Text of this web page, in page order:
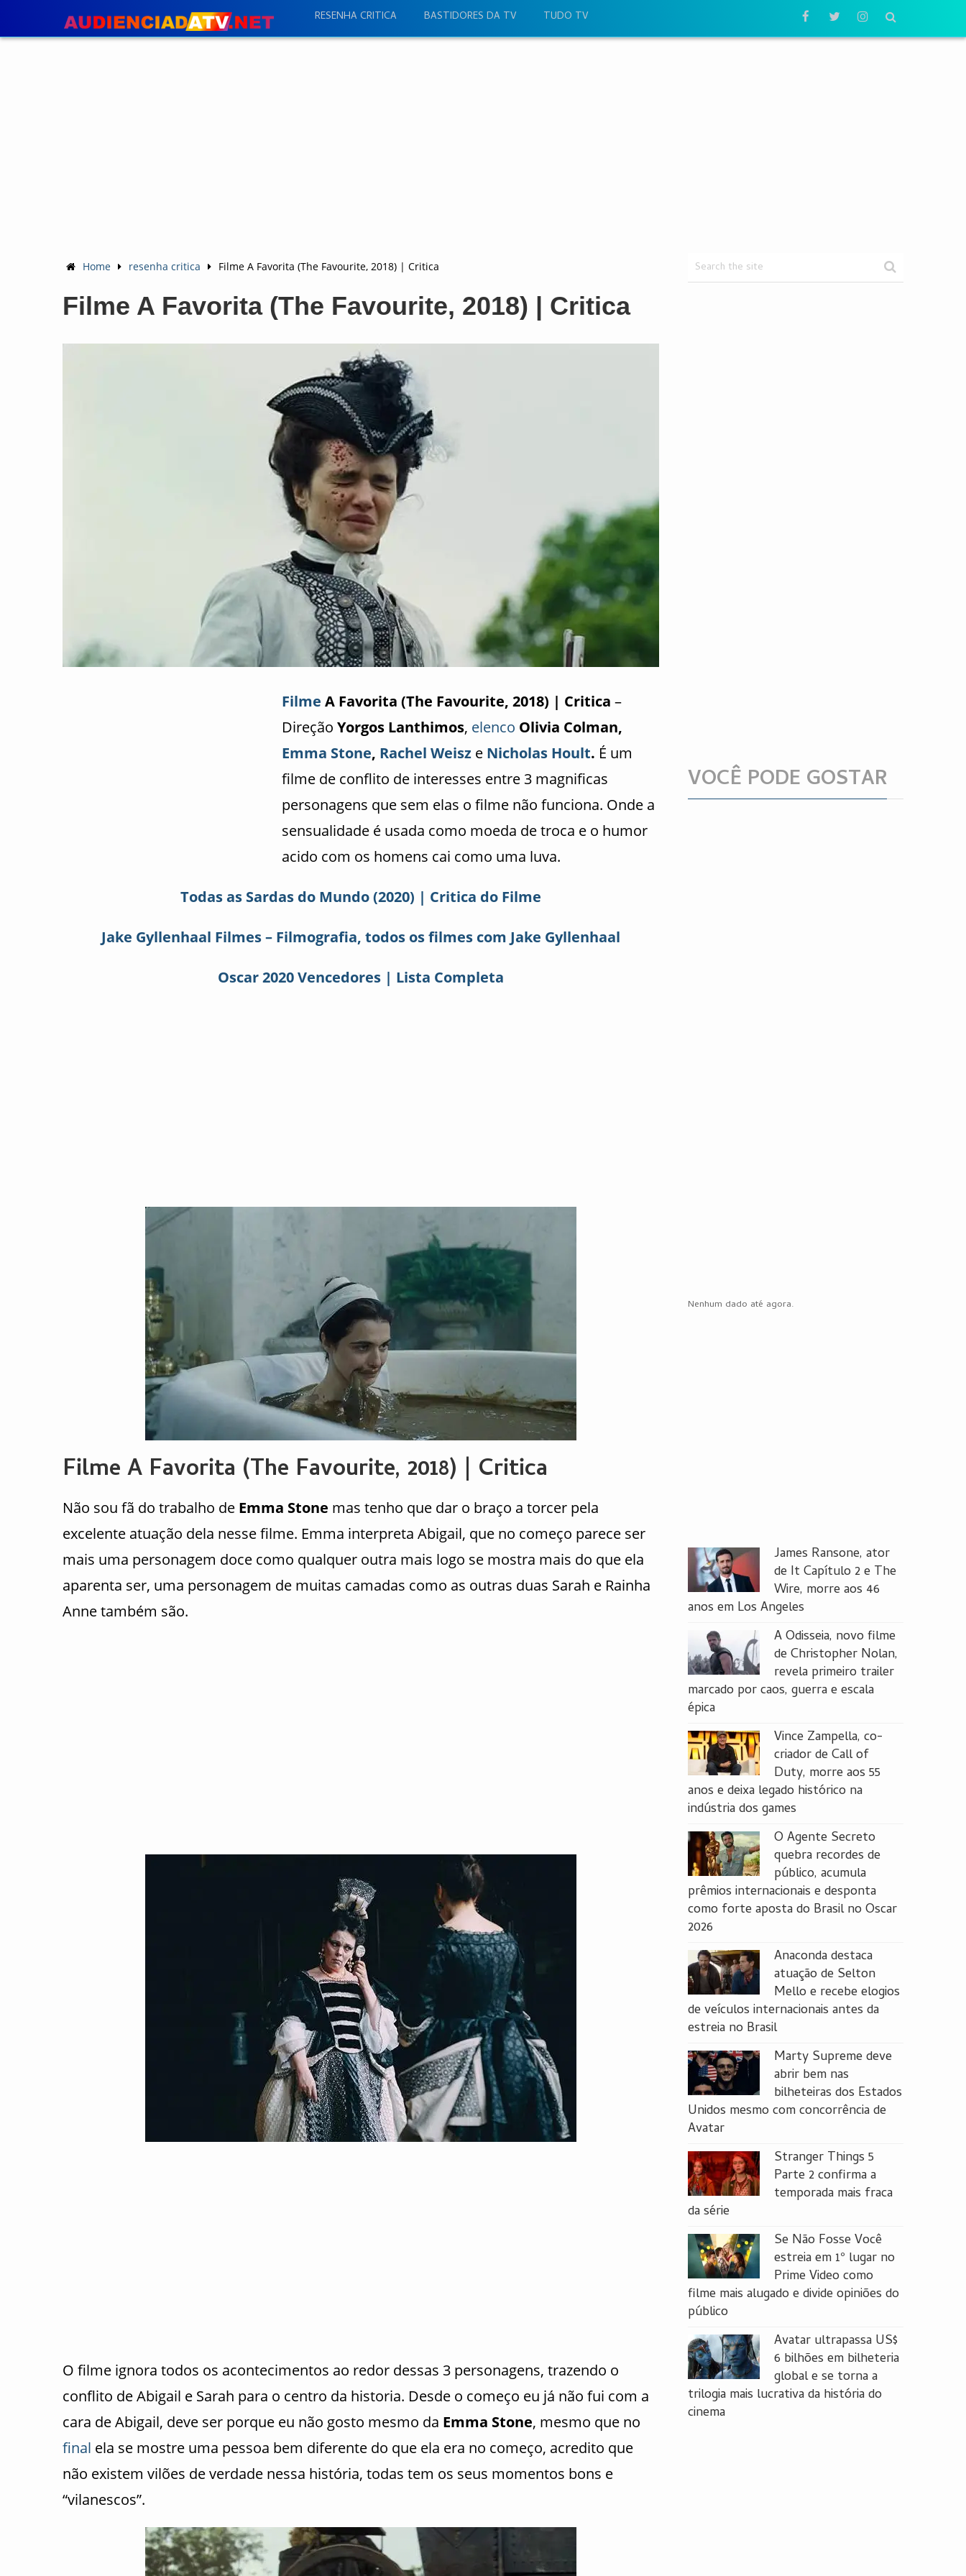
RESENHA CRITICA BASTIDORES DA TV TUDO TV
Home resenha critica Filme A Favorita (The Favourite, 2018) | Critica
Filme A Favorita (The Favourite, 2018) | Critica
Filme A Favorita (The Favourite, 2018) | Critica –
Direção Yorgos Lanthimos, elenco Olivia Colman,
Emma Stone, Rachel Weisz e Nicholas Hoult. É um
filme de conflito de interesses entre 3 magnificas
personagens que sem elas o filme não funciona. Onde a
sensualidade é usada como moeda de troca e o humor
acido com os homens cai como uma luva.
Todas as Sardas do Mundo (2020) | Critica do Filme
Jake Gyllenhaal Filmes – Filmografia, todos os filmes com Jake Gyllenhaal
Oscar 2020 Vencedores | Lista Completa
Filme A Favorita (The Favourite, 2018) | Critica
Não sou fã do trabalho de Emma Stone mas tenho que dar o braço a torcer pela
excelente atuação dela nesse filme. Emma interpreta Abigail, que no começo parece ser
mais uma personagem doce como qualquer outra mais logo se mostra mais do que ela
aparenta ser, uma personagem de muitas camadas como as outras duas Sarah e Rainha
Anne também são.
O filme ignora todos os acontecimentos ao redor dessas 3 personagens, trazendo o
conflito de Abigail e Sarah para o centro da historia. Desde o começo eu já não fui com a
cara de Abigail, deve ser porque eu não gosto mesmo da Emma Stone, mesmo que no
final ela se mostre uma pessoa bem diferente do que ela era no começo, acredito que
não existem vilões de verdade nessa história, todas tem os seus momentos bons e
“vilanescos”.
VOCÊ PODE GOSTAR
Nenhum dado até agora.
James Ransone, ator
de It Capítulo 2 e The
Wire, morre aos 46
anos em Los Angeles
A Odisseia, novo filme
de Christopher Nolan,
revela primeiro trailer
marcado por caos, guerra e escala
épica
Vince Zampella, co-
criador de Call of
Duty, morre aos 55
anos e deixa legado histórico na
indústria dos games
O Agente Secreto
quebra recordes de
público, acumula
prêmios internacionais e desponta
como forte aposta do Brasil no Oscar
2026
Anaconda destaca
atuação de Selton
Mello e recebe elogios
de veículos internacionais antes da
estreia no Brasil
Marty Supreme deve
abrir bem nas
bilheteiras dos Estados
Unidos mesmo com concorrência de
Avatar
Stranger Things 5
Parte 2 confirma a
temporada mais fraca
da série
Se Não Fosse Você
estreia em 1º lugar no
Prime Video como
filme mais alugado e divide opiniões do
público
Avatar ultrapassa US$
6 bilhões em bilheteria
global e se torna a
trilogia mais lucrativa da história do
cinema